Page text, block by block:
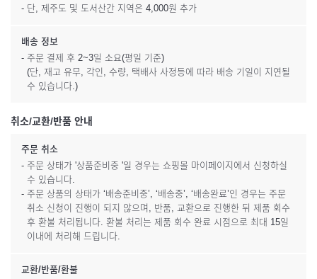
- 단, 제주도 및 도서산간 지역은 4,000원 추가
배송 정보
- 주문 결제 후 2~3일 소요(평일 기준)
(단, 재고 유무, 각인, 수량, 택배사 사정등에 따라 배송 기일이 지연될
수 있습니다.)
취소/교환/반품 안내
주문 취소
- 주문 상태가 '상품준비중 '일 경우는 쇼핑몰 마이페이지에서 신청하실
수 있습니다.
- 주문 상품의 상태가 ‘배송준비중’, ‘배송중’, ‘배송완료’인 경우는 주문
취소 신청이 진행이 되지 않으며, 반품, 교환으로 진행한 뒤 제품 회수
후 환불 처리됩니다. 환불 처리는 제품 회수 완료 시점으로 최대 15일
이내에 처리해 드립니다.
교환/반품/환불